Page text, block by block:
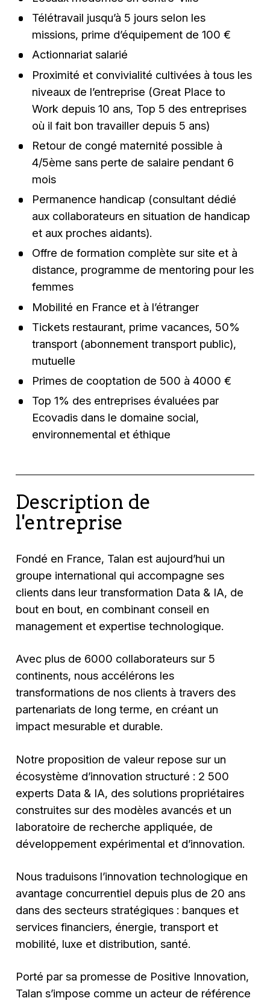
Télétravail jusqu’à 5 jours selon les
missions, prime d’équipement de 100 €
Actionnariat salarié
Proximité et convivialité cultivées à tous les
niveaux de l’entreprise (Great Place to
Work depuis 10 ans, Top 5 des entreprises
où il fait bon travailler depuis 5 ans)
Retour de congé maternité possible à
4/5ème sans perte de salaire pendant 6
mois
Permanence handicap (consultant dédié
aux collaborateurs en situation de handicap
et aux proches aidants).
Offre de formation complète sur site et à
distance, programme de mentoring pour les
femmes
Mobilité en France et à l’étranger
Tickets restaurant, prime vacances, 50%
transport (abonnement transport public),
mutuelle
Primes de cooptation de 500 à 4000 €
Top 1% des entreprises évaluées par
Ecovadis dans le domaine social,
environnemental et éthique
Description de
l'entreprise
Fondé en France, Talan est aujourd’hui un
groupe international qui accompagne ses
clients dans leur transformation Data & IA, de
bout en bout, en combinant conseil en
management et expertise technologique.
Avec plus de 6000 collaborateurs sur 5
continents, nous accélérons les
transformations de nos clients à travers des
partenariats de long terme, en créant un
impact mesurable et durable.
Notre proposition de valeur repose sur un
écosystème d’innovation structuré : 2 500
experts Data & IA, des solutions propriétaires
construites sur des modèles avancés et un
laboratoire de recherche appliquée, de
développement expérimental et d’innovation.
Nous traduisons l’innovation technologique en
avantage concurrentiel depuis plus de 20 ans
dans des secteurs stratégiques : banques et
services financiers, énergie, transport et
mobilité, luxe et distribution, santé.
Porté par sa promesse de Positive Innovation,
Talan s’impose comme un acteur de référence